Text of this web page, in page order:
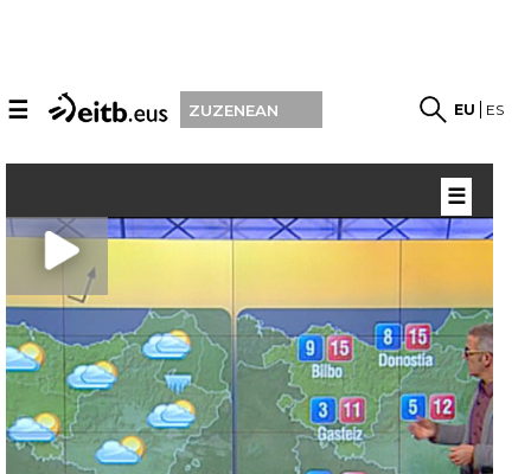
☰ ZUZENEAN EU ES
☰